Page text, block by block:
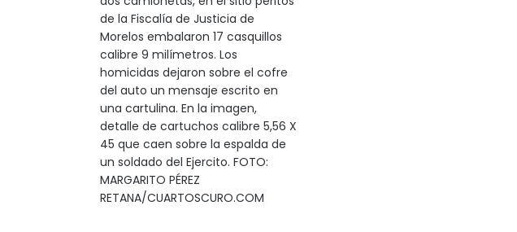
de la Fiscalía de Justicia de
Morelos embalaron 17 casquillos
calibre 9 milímetros. Los
homicidas dejaron sobre el cofre
del auto un mensaje escrito en
una cartulina. En la imagen,
detalle de cartuchos calibre 5,56 X
45 que caen sobre la espalda de
un soldado del Ejercito. FOTO:
MARGARITO PÉREZ
RETANA/CUARTOSCURO.COM